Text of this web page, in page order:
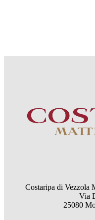
Costaripa di Vezzola
Via
25080